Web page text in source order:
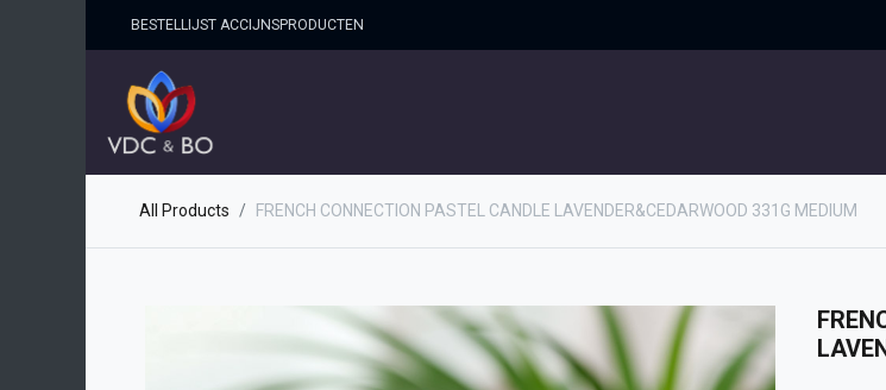
BESTELLIJST ACCIJNSPRO​DUCTEN
All Products FRENCH CONNECTION PASTEL CANDLE LAVENDER&CEDARWOOD 331G MEDIUM